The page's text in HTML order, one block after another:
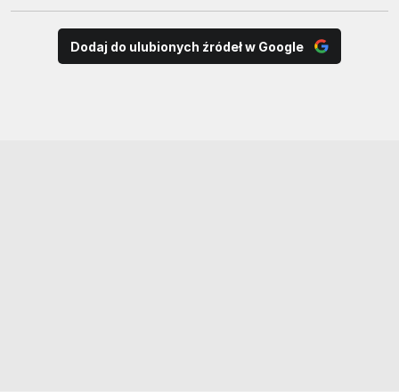
Dodaj do ulubionych źródeł w Google